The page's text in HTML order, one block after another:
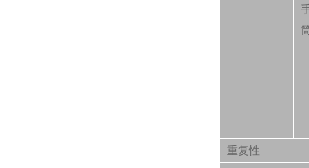
重复性